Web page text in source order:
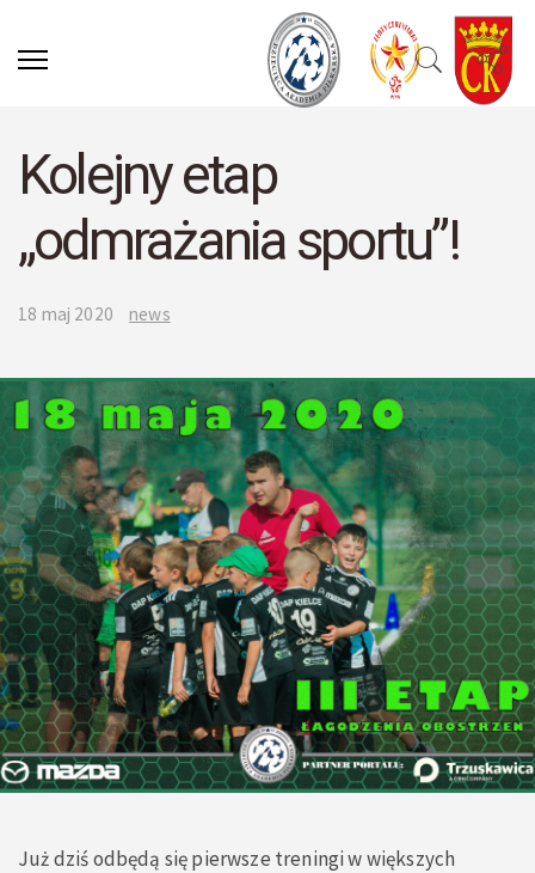
Kolejny etap
„odmrażania sportu”!
18 maj 2020 news
Już dziś odbędą się pierwsze treningi w większych